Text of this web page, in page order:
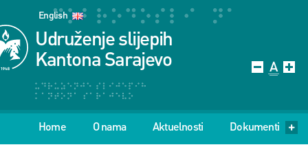
English
Udruženje slijepih
Kantona Sarajevo
Home O nama Aktuelnosti Dokumenti